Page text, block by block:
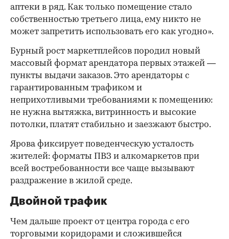
аптеки в ряд. Как только помещение стало
собственностью третьего лица, ему никто не
может запретить использовать его как угодно».
Бурный рост маркетплейсов породил новый
массовый формат арендатора первых этажей —
пункты выдачи заказов. Это арендаторы с
гарантированным трафиком и
неприхотливыми требованиями к помещению:
не нужна вытяжка, витринность и высокие
потолки, платят стабильно и заезжают быстро.
Ярова фиксирует поведенческую усталость
жителей: форматы ПВЗ и алкомаркетов при
всей востребованности все чаще вызывают
раздражение в жилой среде.
Двойной трафик
Чем дальше проект от центра города с его
торговыми коридорами и сложившейся